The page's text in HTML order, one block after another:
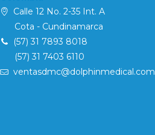
Calle 12 No. 2-35 Int. A
Cota - Cundinamarca
(57) 31 7893 8018
(57) 31 7403 6110
ventasdmc@dolphinmedical.com